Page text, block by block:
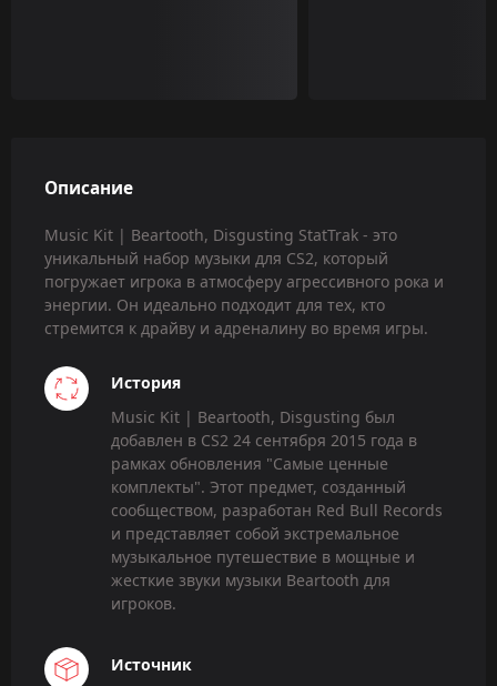
Описание
Music Kit | Beartooth, Disgusting StatTrak - это
уникальный набор музыки для CS2, который
погружает игрока в атмосферу агрессивного рока и
энергии. Он идеально подходит для тех, кто
стремится к драйву и адреналину во время игры.
История
Music Kit | Beartooth, Disgusting был
добавлен в CS2 24 сентября 2015 года в
рамках обновления "Самые ценные
комплекты". Этот предмет, созданный
сообществом, разработан Red Bull Records
и представляет собой экстремальное
музыкальное путешествие в мощные и
жесткие звуки музыки Beartooth для
игроков.
Источник